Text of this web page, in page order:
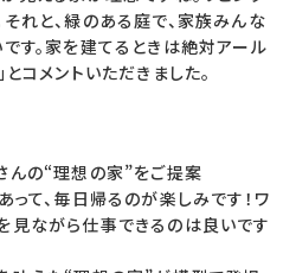
れと、緑のある庭で、家族みんな
す。家を建てるときは絶対アール
コメントいただきました。
んの“理想の家”をご提案
って、毎日帰るのが楽しみです！ワ
見ながら仕事できるのは良いです